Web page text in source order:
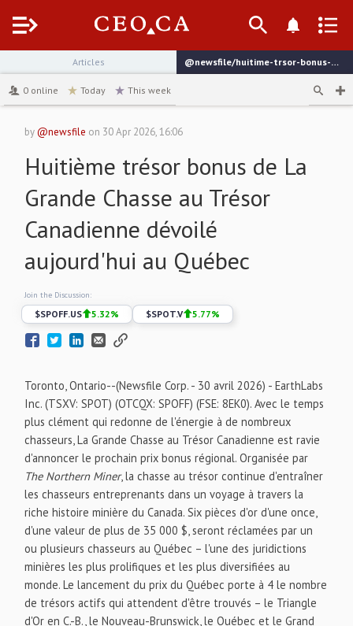
Menu
Articles
@newsfile/huitime-trsor-bonus-de-la-grande-chasse-au-trsor
0 online Today This week
by@newsfile on 30 Apr 2026, 16:06
Huitième trésor bonus de La
Grande Chasse au Trésor
Canadienne dévoilé
aujourd'hui au Québec
Join the Discussion:
$SPOFF.US 5.32% $SPOT.V 5.77%
Toronto, Ontario--(Newsfile Corp. - 30 avril 2026) - EarthLabs
Inc. (TSXV: SPOT) (OTCQX: SPOFF) (FSE: 8EK0). Avec le temps
plus clément qui redonne de l'énergie à de nombreux
chasseurs, La Grande Chasse au Trésor Canadienne est ravie
d'annoncer le prochain prix bonus régional. Organisée par
The Northern Miner, la chasse au trésor continue d'entraîner
les chasseurs entreprenants dans un voyage à travers la
riche histoire minière du Canada. Six pièces d'or d'une once,
d'une valeur de plus de 35 000 $, seront réclamées par un
ou plusieurs chasseurs au Québec – l'une des juridictions
minières les plus prolifiques et les plus diversifiées au
monde. Le lancement du prix du Québec porte à 4 le nombre
de trésors actifs qui attendent d'être trouvés – le Triangle
d'Or en C.-B., le Nouveau-Brunswick, le Québec et le Grand